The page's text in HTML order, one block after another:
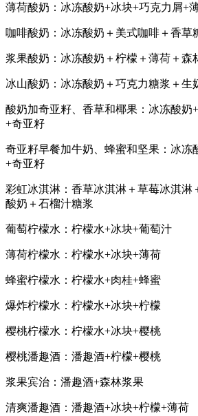
薄荷酸奶：冰冻酸奶+冰块+巧克力屑+
咖啡酸奶：冰冻酸奶＋美式咖啡＋香草
浆果酸奶：冰冻酸奶＋柠檬＋薄荷＋森
冰山酸奶：冰冻酸奶＋巧克力糖浆＋生
酸奶加奇亚籽、香草和椰果：冰冻酸奶
+奇亚籽
奇亚籽早餐加牛奶、蜂蜜和坚果：冰冻
+奇亚籽
彩虹冰淇淋：香草冰淇淋＋草莓冰淇淋
酸奶＋石榴汁糖浆
葡萄柠檬水：柠檬水+冰块+葡萄汁
薄荷柠檬水：柠檬水+冰块+薄荷
蜂蜜柠檬水：柠檬水+肉桂+蜂蜜
爆炸柠檬水：柠檬水+冰块+柠檬
樱桃柠檬水：柠檬水+冰块+樱桃
樱桃潘趣酒：潘趣酒+柠檬+樱桃
浆果宾治：潘趣酒+森林浆果
清爽潘趣酒：潘趣酒+冰块+柠檬+薄荷